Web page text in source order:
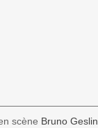
scène Bruno Geslin